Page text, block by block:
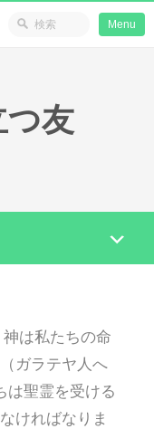
Menu
友
は私たちの命
ガラテヤ人へ
は聖霊を受ける
ければなりま